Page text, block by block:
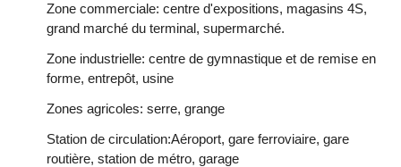
Zone commerciale: centre d'expositions, magasins 4S,
grand marché du terminal, supermarché.
Zone industrielle: centre de gymnastique et de remise en
forme, entrepôt, usine
Zones agricoles: serre, grange
Station de circulation:Aéroport, gare ferroviaire, gare
routière, station de métro, garage